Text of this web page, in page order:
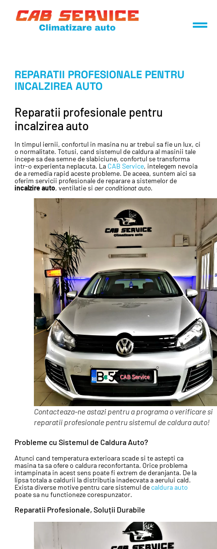
REPARATII PROFESIONALE PENTRU
INCALZIREA AUTO
Reparatii profesionale pentru
incalzirea auto
In timpul iernii, confortul in masina nu ar trebui sa fie un lux, ci
o normalitate. Totusi, cand sistemul de caldura al masinii tale
incepe sa dea semne de slabiciune, confortul se transforma
intr-o experienta neplacuta. La CAB Service, intelegem nevoia
de a remedia rapid aceste probleme. De aceea, suntem aici sa
oferim servicii profesionale de reparare a sistemelor de
incalzire auto, ventilatie si aer conditionat auto.
Contacteaza-ne astazi pentru a programa o verificare si
reparatii profesionale pentru sistemul de caldura auto!
Probleme cu Sistemul de Caldura Auto?
Atunci cand temperatura exterioara scade si te astepti ca
masina ta sa ofere o caldura reconfortanta. Orice problema
intampinata in acest sens poate fi extrem de deranjanta. De la
lipsa totala a caldurii la distributia inadecvata a aerului cald.
Exista diverse motive pentru care sistemul decaldura auto
poate sa nu functioneze corespunzator.
Reparatii Profesionale, Soluții Durabile